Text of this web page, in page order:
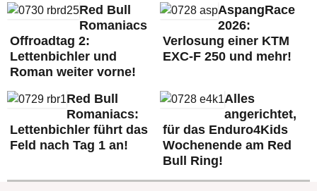
Red Bull
Romaniacs
Offroadtag 2:
Lettenbichler und
Roman weiter vorne!
AspangRace
2026:
Verlosung einer KTM
EXC-F 250 und mehr!
Red Bull
Romaniacs:
Lettenbichler führt das
Feld nach Tag 1 an!
Alles
angerichtet,
für das Enduro4Kids
Wochenende am Red
Bull Ring!